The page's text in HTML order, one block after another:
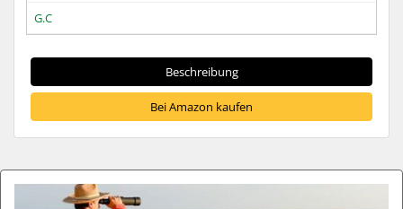
G.C
Beschreibung
Bei Amazon kaufen